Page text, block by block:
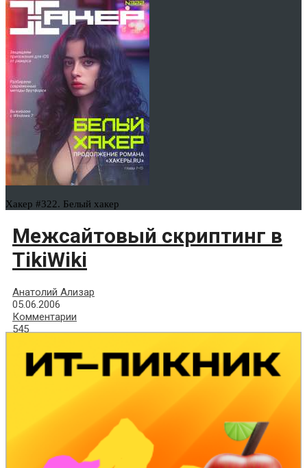
Хакер #322. Белый хакер
Межсайтовый скриптинг в
TikiWiki
Анатолий Ализар
05.06.2006
Комментарии
545